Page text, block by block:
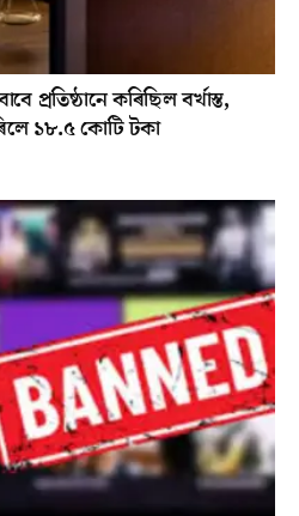
কৰিছিল বৰ্খাস্ত,
১৮.৫ কোটি টকা